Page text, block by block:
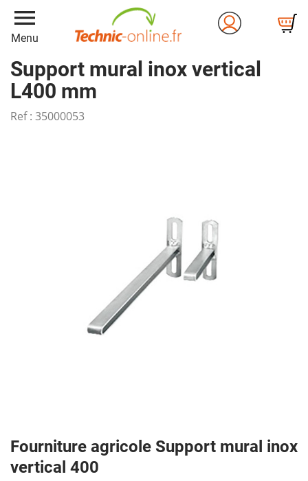
menu
Menu
Support mural inox vertical
L400 mm
Ref : 35000053
Fourniture agricole Support mural inox
vertical 400